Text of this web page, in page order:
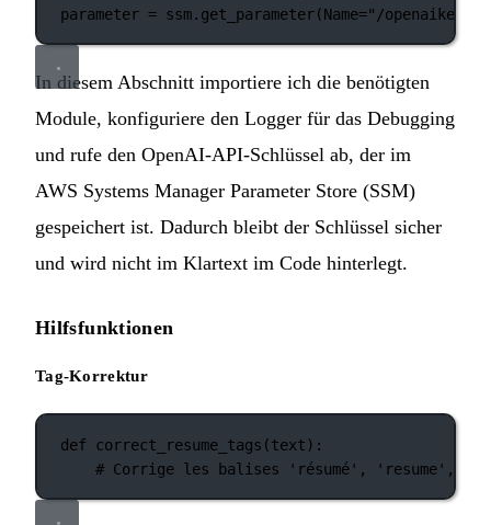
parameter = ssm.get_parameter(Name="/openaikey"
In diesem Abschnitt importiere ich die benötigten
Module, konfiguriere den Logger für das Debugging
und rufe den OpenAI-API-Schlüssel ab, der im
AWS Systems Manager Parameter Store (SSM)
gespeichert ist. Dadurch bleibt der Schlüssel sicher
und wird nicht im Klartext im Code hinterlegt.
Hilfsfunktionen
Tag-Korrektur
def correct_resume_tags (text):
# Corrige les balises 'résumé', 'resume',